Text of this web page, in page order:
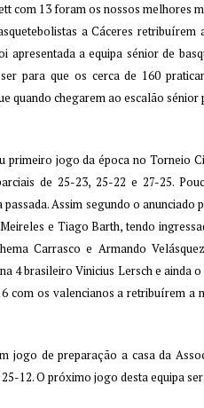
com 13 foram os nossos melhores
a Cáceres retribuírem
a equipa sénior de
para que os cerca de 160
quando chegarem ao escalão
jogo da época no Torneio
de 25-23, 25-22 e 27-25.
Assim segundo o anunciado
e Tiago Barth, tendo
Carrasco e Armando
4 brasileiro Vinicius Lersch e ainda
com os valencianos a retribuírem a
jogo de preparação a casa da
12. O próximo jogo desta equipa